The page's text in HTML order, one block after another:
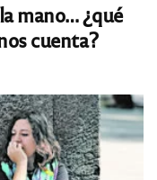
mano… ¿qué
cuenta?